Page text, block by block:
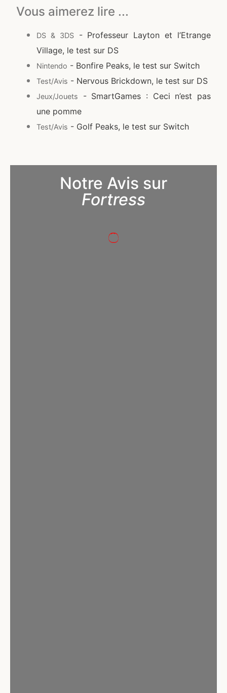
Vous aimerez lire ...
DS & 3DS- Professeur Layton et l’Etrange
Village, le test sur DS
Nintendo - Bonfire Peaks, le test sur Switch
Test/Avis - Nervous Brickdown, le test sur DS
Jeux/Jouets
- SmartGames : Ceci n’est pas
une pomme
Test/Avis - Golf Peaks, le test sur Switch
Notre Avis sur
Fortress